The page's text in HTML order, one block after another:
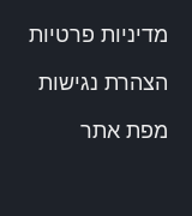
מדיניות פרטיות
הצהרת נגישות
מפת אתר